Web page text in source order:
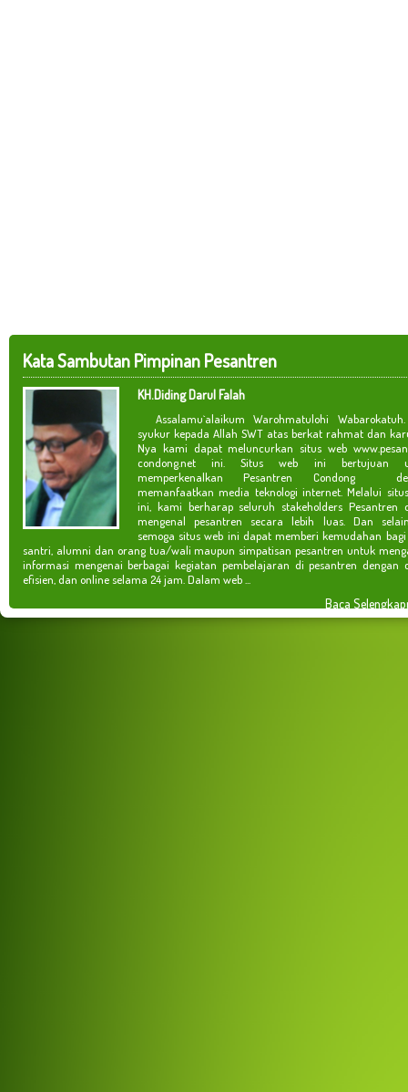
Kata Sambutan Pimpinan Pesantren
KH.Diding Darul Falah
Assalamu`alaikum Warohmatulohi
syukur kepada Allah SWT atas berkat rahmat dan
Nya kami dapat meluncurkan situs web
condong.net ini. Situs web ini bertujuan
memperkenalkan Pesantren Condong
memanfaatkan media teknologi internet. Melalui
ini, kami berharap seluruh stakeholders Pesantren
mengenal pesantren secara lebih luas. Dan
semoga situs web ini dapat memberi kemudahan
santri, alumni dan orang tua/wali maupun simpatisan pesantren untuk
informasi mengenai berbagai kegiatan pembelajaran di pesantren dengan
efisien, dan online selama 24 jam. Dalam web ...
Baca